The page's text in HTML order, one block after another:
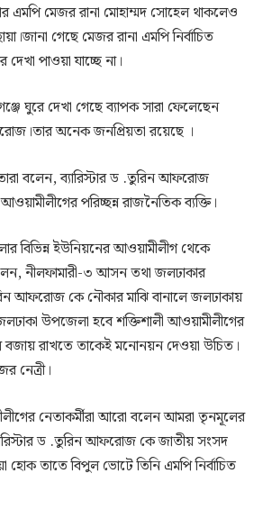
এমপি মেজর রানা মোহাম্মদ সোহেল থাকলেও
গেছে মেজর রানা এমপি নির্বাচিত
পাওয়া যাচ্ছে না।
ঘুরে দেখা গেছে ব্যাপক সারা ফেলেছেন
অনেক জনপ্রিয়তা রয়েছে ।
বলেন, ব্যারিস্টার ড .তুরিন আফরোজ
পরিচ্ছন্ন রাজনৈতিক ব্যক্তি।
বিভিন্ন ইউনিয়নের আওয়ামীলীগ থেকে
বলেন, নীলফামারী-৩ আসন তথা জলঢাকার
আফরোজ কে নৌকার মাঝি বানালে জলঢাকায়
উপজেলা হবে শক্তিশালী আওয়ামীলীগের
বজায় রাখতে তাকেই মনোনয়ন দেওয়া উচিত।
নেত্রী।
নেতাকর্মীরা আরো বলেন আমরা তৃনমূলের
ড .তুরিন আফরোজ কে জাতীয় সংসদ
হোক তাতে বিপুল ভোটে তিনি এমপি নির্বাচিত